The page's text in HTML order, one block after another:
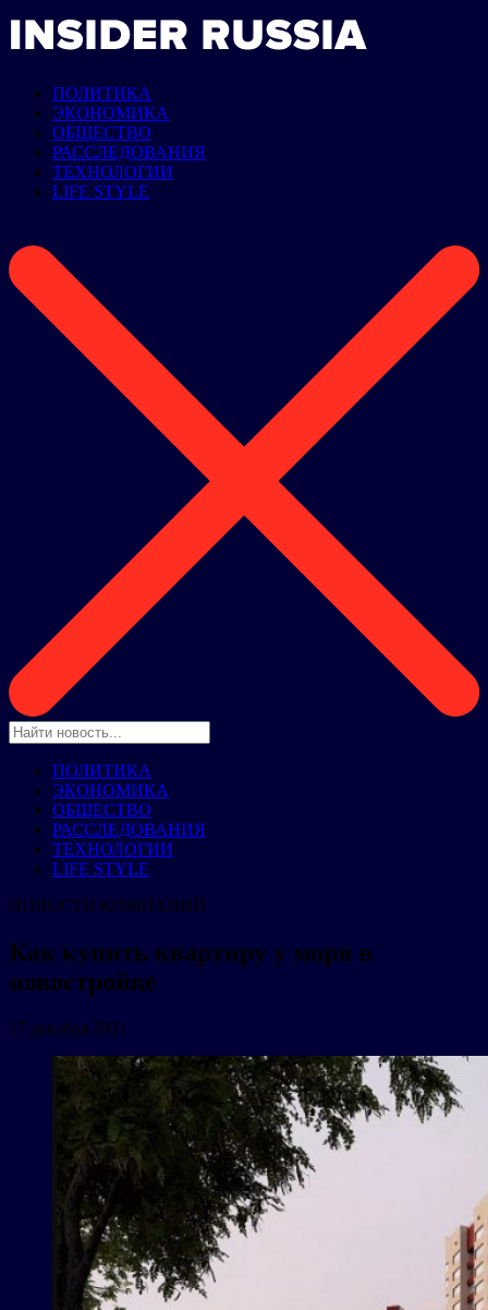
ПОЛИТИКА
ЭКОНОМИКА
ОБЩЕСТВО
РАССЛЕДОВАНИЯ
ТЕХНОЛОГИИ
LIFE STYLE
ПОЛИТИКА
ЭКОНОМИКА
ОБЩЕСТВО
РАССЛЕДОВАНИЯ
ТЕХНОЛОГИИ
LIFE STYLE
НОВОСТИ КОМПАНИЙ
Как купить квартиру у моря в
новостройке
17 декабря 2021